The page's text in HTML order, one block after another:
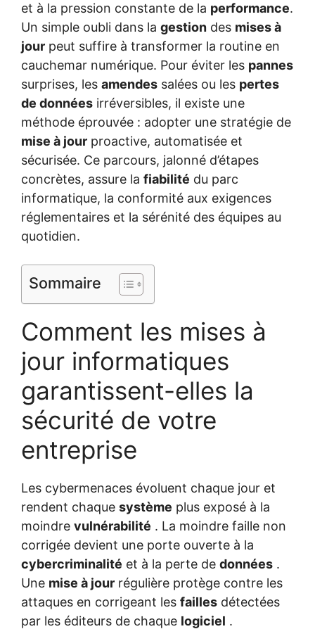
et à la pression constante de la performance.
Un simple oubli dans la gestion des mises à
jour peut suffire à transformer la routine en
cauchemar numérique. Pour éviter les pannes
surprises, les amendes salées ou les pertes
de données irréversibles, il existe une
méthode éprouvée : adopter une stratégie de
mise à jour proactive, automatisée et
sécurisée. Ce parcours, jalonné d’étapes
concrètes, assure la fiabilité du parc
informatique, la conformité aux exigences
réglementaires et la sérénité des équipes au
quotidien.
Sommaire
Comment les mises à
jour informatiques
garantissent-elles la
sécurité de votre
entreprise
Les cybermenaces évoluent chaque jour et
rendent chaque système plus exposé à la
moindre vulnérabilité . La moindre faille non
corrigée devient une porte ouverte à la
cybercriminalité et à la perte de données .
Une mise à jour régulière protège contre les
attaques en corrigeant les failles détectées
par les éditeurs de chaque logiciel .